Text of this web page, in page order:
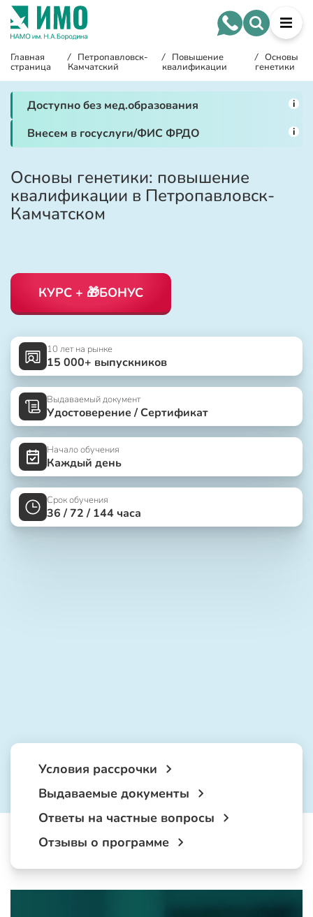
Главная
страница
/ Петропавловск-
Камчатский
/ Повышение
квалификации
/ Основы
генетики
Доступно без мед.образования i
Внесем в госуслуги/ФИС ФРДО i
Основы генетики: повышение
квалификации в Петропавловск-
Камчатском
КУРС + 🎁БОНУС
10 лет на рынке
15 000+ выпускников
Выдаваемый документ
Удостоверение / Сертификат
Начало обучения
Каждый день
Срок обучения
36 / 72 / 144 часа
Условия рассрочки
Выдаваемые документы
Ответы на частные вопросы
Отзывы о программе